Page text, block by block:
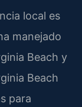
local es
manejado
Beach y
Beach
para